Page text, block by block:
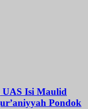
UAS Isi Maulid
Pondok